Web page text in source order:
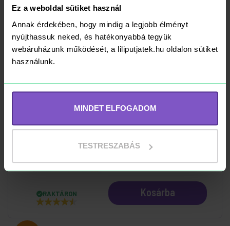
Ez a weboldal sütiket használ
Annak érdekében, hogy mindig a legjobb élményt
nyújthassuk neked, és hatékonyabbá tegyük
webáruházunk működését, a liliputjatek.hu oldalon sütiket
használunk.
MINDET ELFOGADOM
TESTRESZABÁS
Kisautó
11 990 Ft
Kosárba
-29%
RAKTÁRON
Távirányítós Falon
mászó Gekkó
13 990 Ft
9 999 Ft
Kosárba